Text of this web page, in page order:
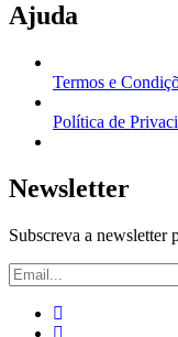
Ajuda
Termos e
Política de
Newsletter
Subscreva a newsletter